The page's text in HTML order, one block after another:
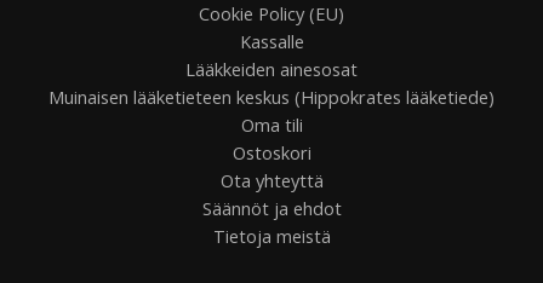
Cookie Policy (EU)
Kassalle
Lääkkeiden ainesosat
Muinaisen lääketieteen keskus (Hippokrates lääketiede)
Oma tili
Ostoskori
Ota yhteyttä
Säännöt ja ehdot
Tietoja meistä